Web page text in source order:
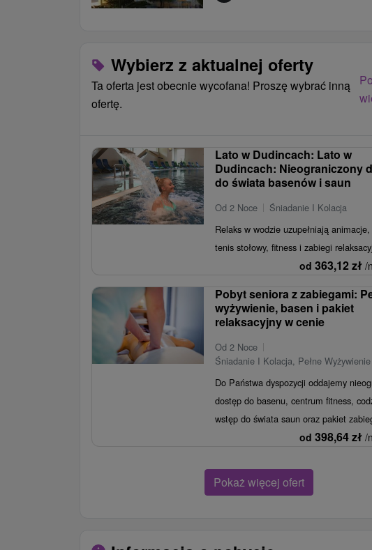
Wybierz z aktualnej oferty
Ta oferta jest obecnie wycofana! Proszę wybrać inną
ofertę.
Lato w Dudincach: Lato w
Dudincach: Nieograniczony
do świata basenów i saun
Od 2 Noce
Śniadanie I Kolacja
Relaks w wodzie uzupełniają animacje,
tenis stołowy, fitness i zabiegi
od 363,12zł /
Pobyt seniora z zabiegami:
wyżywienie, basen i pakiet
relaksacyjny w cenie
Od 2 Noce
Śniadanie I Kolacja, Pełne Wyżywienie
Do Państwa dyspozycji oddajemy
dostęp do basenu, centrum fitness,
wstęp do świata saun oraz pakiet
od 398,64zł /
Pokaż więcej ofert